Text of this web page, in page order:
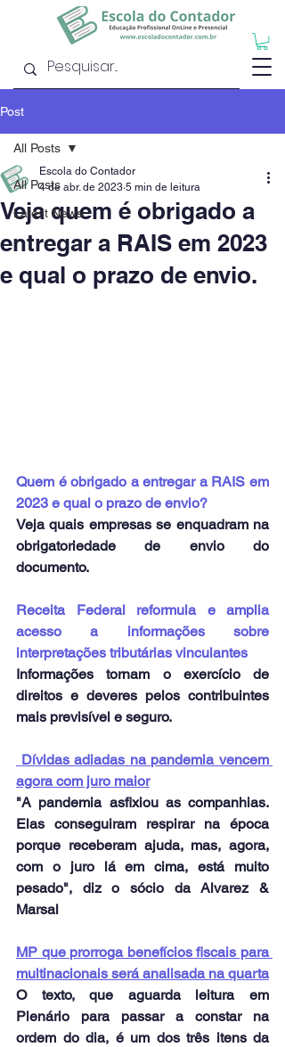
Post
All Posts
Latest News
All Posts
Veja quem é obrigado a
entregar a RAIS em 2023
e qual o prazo de envio.
Escola do Contador
4 de abr. de 2023 5 min de leitura
Quem é obrigado a entregar a RAIS em
2023 e qual o prazo de envio?
Veja quais empresas se enquadram na
obrigatoriedade de envio do
documento.
Receita Federal reformula e amplia
acesso a informações sobre
interpretações tributárias vinculantes
Informações tornam o exercício de
direitos e deveres pelos contribuintes
mais previsível e seguro.
Dívidas adiadas na pandemia vencem
agora com juro maior
"A pandemia asfixiou as companhias.
Elas conseguiram respirar na época
porque receberam ajuda, mas, agora,
com o juro lá em cima, está muito
pesado", diz o sócio da Alvarez &
Marsal
MP que prorroga benefícios fiscais para
multinacionais será analisada na quarta
O texto, que aguarda leitura em
Plenário para passar a constar na
ordem do dia, é um dos três itens da